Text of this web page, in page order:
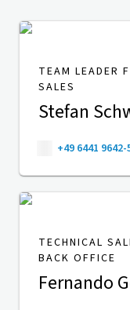
TEAM LEADER
SALES
Stefan
+49 6441 9642-
TECHNICAL
BACK OFFICE
Fernando